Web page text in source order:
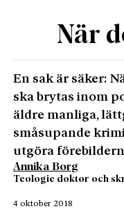
När
En sak är säker:
ska brytas inom
äldre manliga,
småsupande
utgöra
Annika Borg
Teologie doktor och
4 oktober 2018